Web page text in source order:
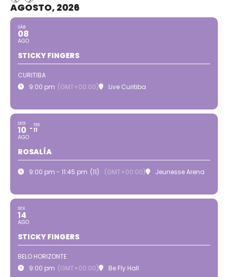
AGOSTO, 2026
SÁB
08
AGO
STICKY FINGERS
CURITIBA
9:00 pm (GMT+00:00) Live Curitiba
SEG
10
AGO
TER
11
ROSALÍA
9:00 pm - 11:45 pm (11) (GMT+00:00) Jeunesse Arena
SEX
14
AGO
STICKY FINGERS
BELO HORIZONTE
9:00 pm (GMT+00:00) Be Fly Hall